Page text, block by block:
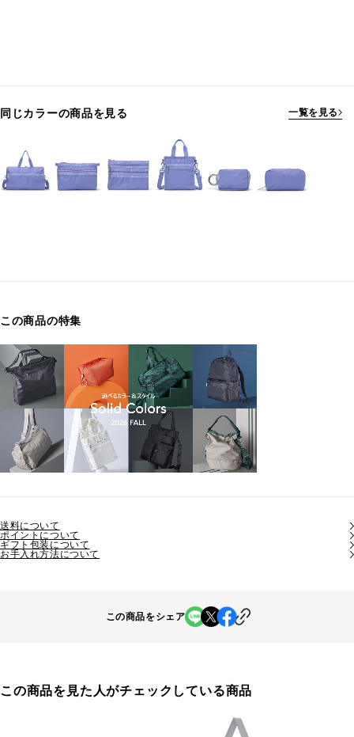
同じカラーの商品を見る 一覧を見る
この商品の特集
送料について
ポイントについて
ギフト包装について
お手入れ方法について
この商品をシェア
この商品を見た人がチェックしている商品